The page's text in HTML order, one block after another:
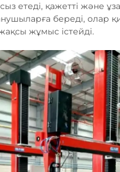
етеді, қажетті және
береді, олар
жұмыс істейді.